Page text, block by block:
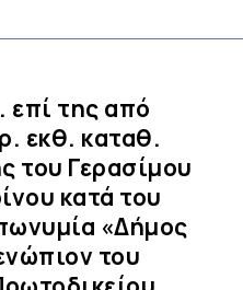
της από
εκθ. καταθ.
του Γερασίμου
κατά του
«Δήμος
του